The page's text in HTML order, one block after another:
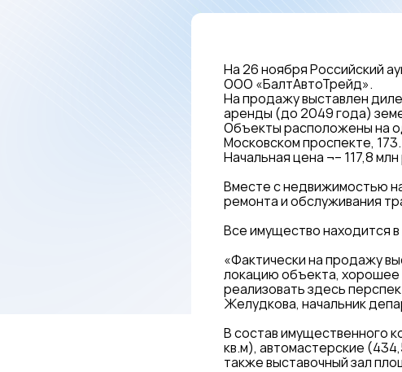
На 26 ноября Российский
ООО «БалтАвтоТрейд».
На продажу выставлен
аренды (до 2049 года)
Объекты расположены на
Московском проспекте, 173.
Начальная цена ¬– 117,8
Вместе с недвижимостью
ремонта и обслуживания
Все имущество находится
«Фактически на продажу
локацию объекта, хорошее
реализовать здесь
Желудкова, начальник
В состав имущественного
кв.м), автомастерские
также выставочный зал